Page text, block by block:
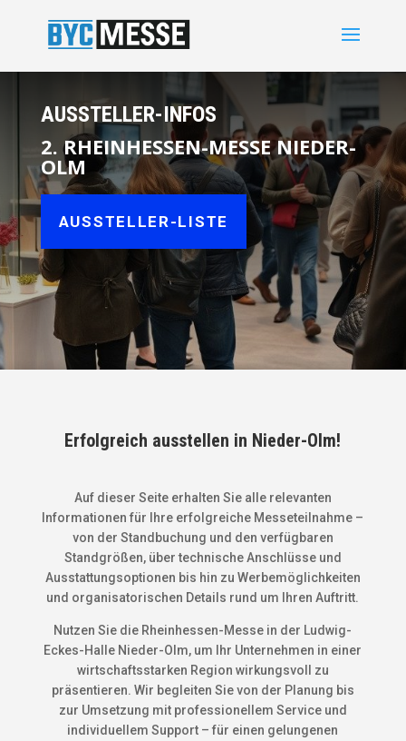
AUSSTELLER-INFOS
2. RHEINHESSEN-MESSE NIEDER-
OLM
AUSSTELLER-LISTE
Erfolgreich ausstellen in Nieder-Olm!
Auf dieser Seite erhalten Sie alle relevanten
Informationen für Ihre erfolgreiche Messeteilnahme –
von der Standbuchung und den verfügbaren
Standgrößen, über technische Anschlüsse und
Ausstattungsoptionen bis hin zu Werbemöglichkeiten
und organisatorischen Details rund um Ihren Auftritt.
Nutzen Sie die Rheinhessen-Messe in der Ludwig-
Eckes-Halle Nieder-Olm, um Ihr Unternehmen in einer
wirtschaftsstarken Region wirkungsvoll zu
präsentieren. Wir begleiten Sie von der Planung bis
zur Umsetzung mit professionellem Service und
individuellem Support – für einen gelungenen